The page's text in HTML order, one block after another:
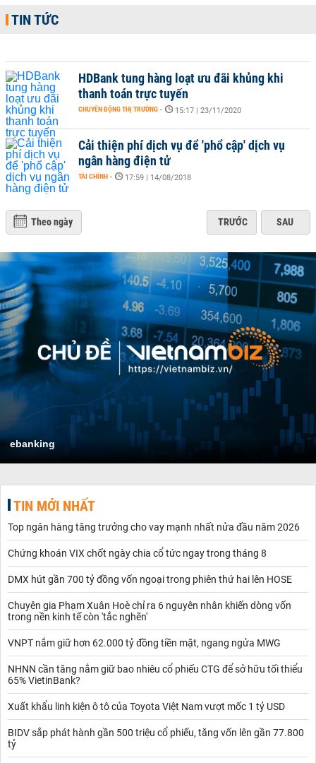
TIN TỨC
HDBank tung hàng loạt ưu đãi khủng khi
thanh toán trực tuyến
CHUYỂN ĐỘNG THỊ TRƯỜNG - 15:17 | 23/11/2020
Cải thiện phí dịch vụ để 'phổ cập' dịch vụ
ngân hàng điện tử
TÀI CHÍNH - 17:59 | 14/08/2018
Theo ngày TRƯỚC SAU
ebanking
TIN MỚI NHẤT
Top ngân hàng tăng trưởng cho vay mạnh nhất nửa đầu năm 2026
Chứng khoán VIX chốt ngày chia cổ tức ngay trong tháng 8
DMX hút gần 700 tỷ đồng vốn ngoại trong phiên thứ hai lên HOSE
Chuyên gia Phạm Xuân Hoè chỉ ra 6 nguyên nhân khiến dòng vốn
trong nền kinh tế còn 'tắc nghẽn'
VNPT nắm giữ hơn 62.000 tỷ đồng tiền mặt, ngang ngửa MWG
NHNN cần tăng nắm giữ bao nhiêu cổ phiếu CTG để sở hữu tối thiểu
65% VietinBank?
Xuất khẩu linh kiện ô tô của Toyota Việt Nam vượt mốc 1 tỷ USD
BIDV sắp phát hành gần 500 triệu cổ phiếu, tăng vốn lên gần 77.800
tỷ